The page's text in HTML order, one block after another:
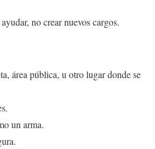
no crear nuevos cargos.
área pública, u otro lugar donde se
un arma.